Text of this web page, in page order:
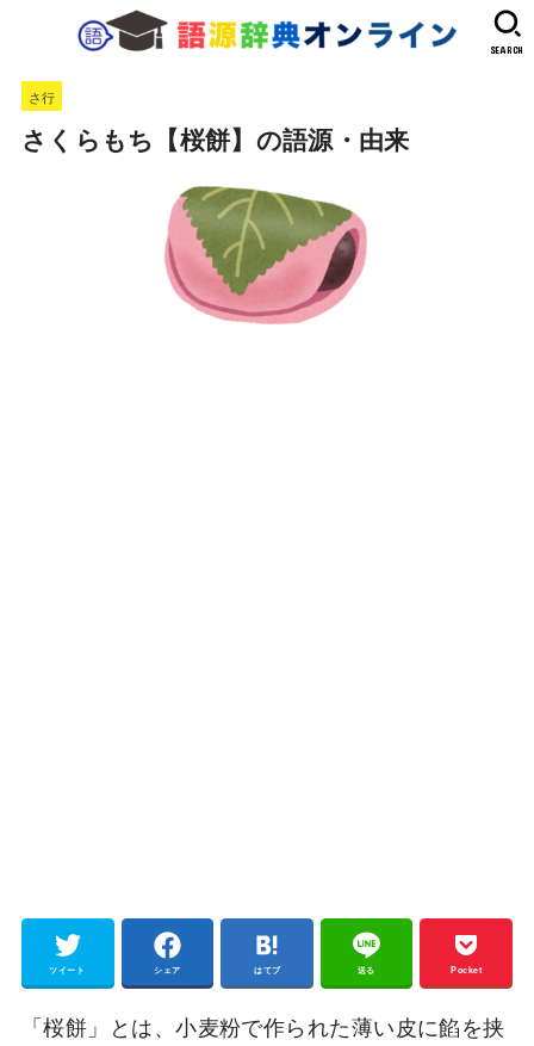
SEARCH
さ行
さくらもち【桜餅】の語源・由来
ツイート シェア はてブ 送る Pocket
「桜餅」とは、小麦粉で作られた薄い皮に餡を挟